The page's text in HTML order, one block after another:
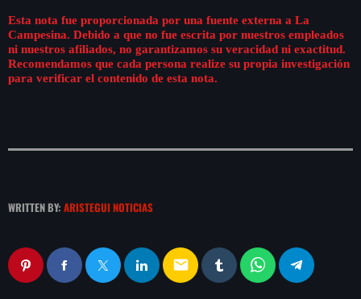
Esta nota fue proporcionada por una fuente externa a La
Campesina. Debido a que no fue escrita por nuestros empleados
ni nuestros afiliados, no garantizamos su veracidad ni exactitud.
Recomendamos que cada persona realize su propia investigación
para verificar el contenido de esta nota.
WRITTEN BY: ARISTEGUI NOTICIAS
email